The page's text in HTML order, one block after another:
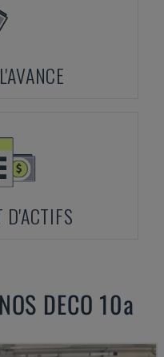
D'ACTIFS
DECO 10a